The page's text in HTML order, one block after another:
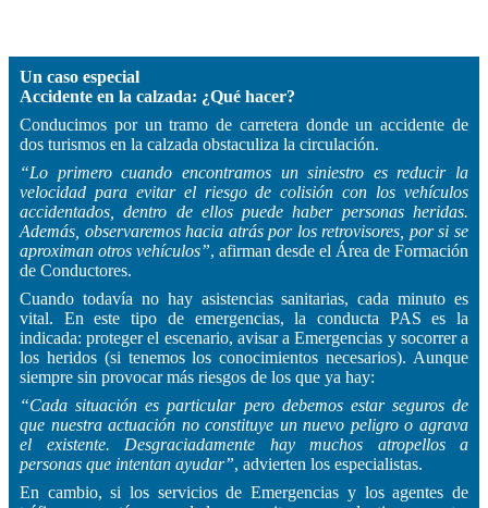
Un caso especial
Accidente en la calzada: ¿Qué hacer?
Conducimos por un tramo de carretera donde un accidente de
dos turismos en la calzada obstaculiza la circulación.
“Lo primero cuando encontramos un siniestro es reducir la
velocidad para evitar el riesgo de colisión con los vehículos
accidentados, dentro de ellos puede haber personas heridas.
Además, observaremos hacia atrás por los retrovisores, por si se
aproximan otros vehículos”, afirman desde el Área de Formación
de Conductores.
Cuando todavía no hay asistencias sanitarias, cada minuto es
vital. En este tipo de emergencias, la conducta PAS es la
indicada: proteger el escenario, avisar a Emergencias y socorrer a
los heridos (si tenemos los conocimientos necesarios). Aunque
siempre sin provocar más riesgos de los que ya hay:
“Cada situación es particular pero debemos estar seguros de
que nuestra actuación no constituye un nuevo peligro o agrava
el existente. Desgraciadamente hay muchos atropellos a
personas que intentan ayudar”, advierten los especialistas.
En cambio, si los servicios de Emergencias y los agentes de